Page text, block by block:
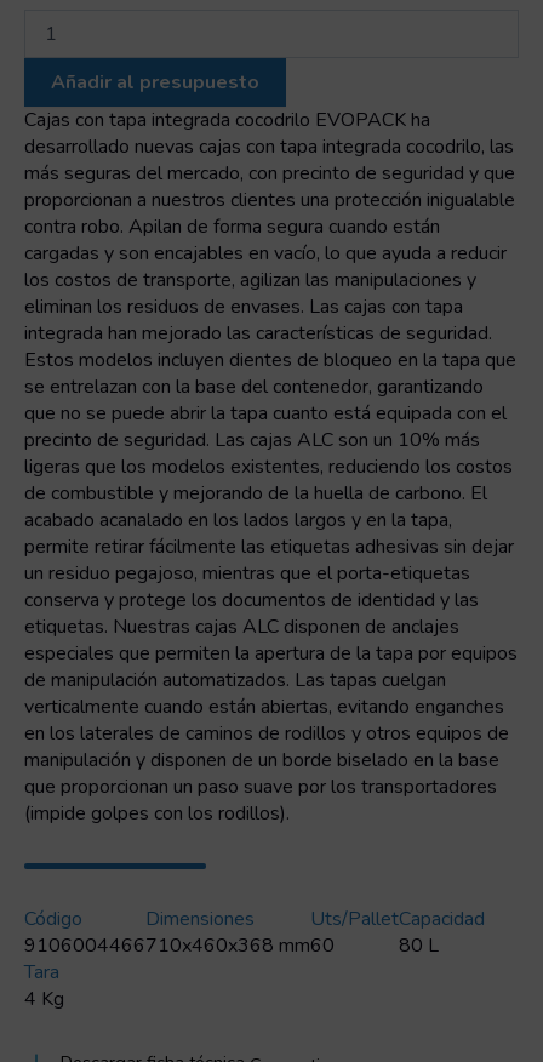
apilable
encajable
con
tapa
integrada
710x460x368
cantidad
Añadir al presupuesto
Cajas con tapa integrada cocodrilo EVOPACK ha
desarrollado nuevas cajas con tapa integrada cocodrilo, las
más seguras del mercado, con precinto de seguridad y que
proporcionan a nuestros clientes una protección inigualable
contra robo. Apilan de forma segura cuando están
cargadas y son encajables en vacío, lo que ayuda a reducir
los costos de transporte, agilizan las manipulaciones y
eliminan los residuos de envases. Las cajas con tapa
integrada han mejorado las características de seguridad.
Estos modelos incluyen dientes de bloqueo en la tapa que
se entrelazan con la base del contenedor, garantizando
que no se puede abrir la tapa cuanto está equipada con el
precinto de seguridad. Las cajas ALC son un 10% más
ligeras que los modelos existentes, reduciendo los costos
de combustible y mejorando de la huella de carbono. El
acabado acanalado en los lados largos y en la tapa,
permite retirar fácilmente las etiquetas adhesivas sin dejar
un residuo pegajoso, mientras que el porta-etiquetas
conserva y protege los documentos de identidad y las
etiquetas. Nuestras cajas ALC disponen de anclajes
especiales que permiten la apertura de la tapa por equipos
de manipulación automatizados. Las tapas cuelgan
verticalmente cuando están abiertas, evitando enganches
en los laterales de caminos de rodillos y otros equipos de
manipulación y disponen de un borde biselado en la base
que proporcionan un paso suave por los transportadores
(impide golpes con los rodillos).
Código
9106004466
Dimensiones
710x460x368 mm
Uts/pallet
60
Capacidad
80 L
Tara
4 Kg